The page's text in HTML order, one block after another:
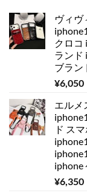
ヴィヴ
クロコ
ランド
ブラン
¥6,050
エルメ
ド ス
iphone
¥6,350